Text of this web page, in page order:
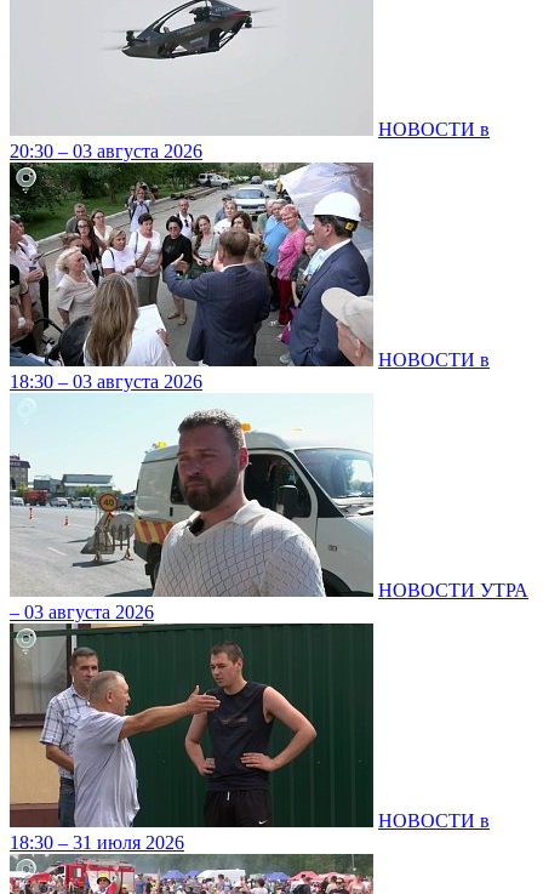
НОВОСТИ в
20:30 – 03 августа 2026
НОВОСТИ в
18:30 – 03 августа 2026
НОВОСТИ УТРА
– 03 августа 2026
НОВОСТИ в
18:30 – 31 июля 2026